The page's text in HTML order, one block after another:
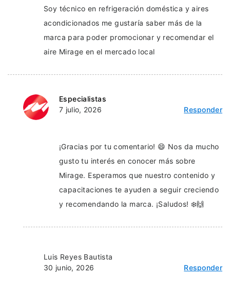
Soy técnico en refrigeración doméstica y aires
acondicionados me gustaría saber más de la
marca para poder promocionar y recomendar el
aire Mirage en el mercado local
Especialistas
7 julio, 2026
Responder
¡Gracias por tu comentario! 😄 Nos da mucho
gusto tu interés en conocer más sobre
Mirage. Esperamos que nuestro contenido y
capacitaciones te ayuden a seguir creciendo
y recomendando la marca. ¡Saludos! ❄️🙌
Luis Reyes Bautista
30 junio, 2026
Responder